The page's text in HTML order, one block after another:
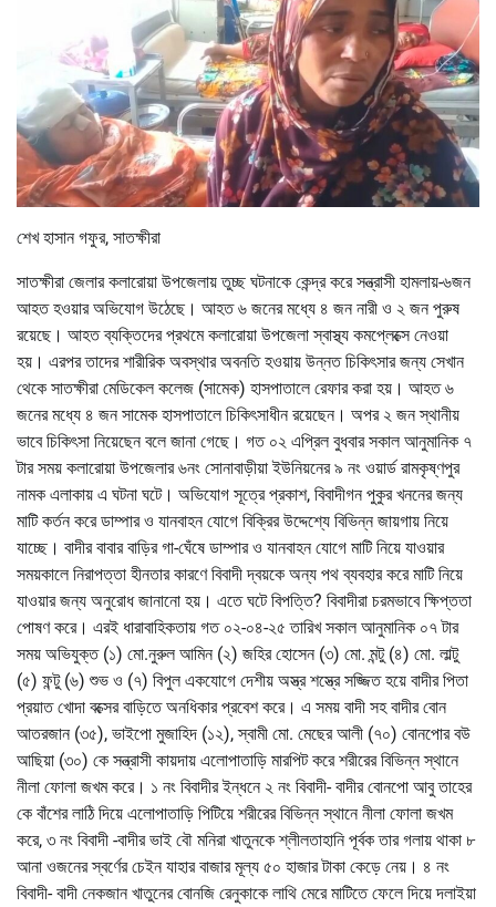
শেখ হাসান গফুর, সাতক্ষীরা
সাতক্ষীরা জেলার কলারোয়া উপজেলায় তুচ্ছ ঘটনাকে কেন্দ্র করে সন্ত্রাসী হামলায়-৬জন
আহত হওয়ার অভিযোগ উঠেছে। আহত ৬ জনের মধ্যে ৪ জন নারী ও ২ জন পুরুষ
রয়েছে। আহত ব্যক্তিদের প্রথমে কলারোয়া উপজেলা স্বাস্থ্য কমপ্লেক্সে নেওয়া
হয়। এরপর তাদের শারীরিক অবস্থার অবনতি হওয়ায় উন্নত চিকিৎসার জন্য সেখান
থেকে সাতক্ষীরা মেডিকেল কলেজ (সামেক) হাসপাতালে রেফার করা হয়। আহত ৬
জনের মধ্যে ৪ জন সামেক হাসপাতালে চিকিৎসাধীন রয়েছেন। অপর ২ জন স্থানীয়
ভাবে চিকিৎসা নিয়েছেন বলে জানা গেছে। গত ০২ এপ্রিল বুধবার সকাল আনুমানিক ৭
টার সময় কলারোয়া উপজেলার ৬নং সোনাবাড়ীয়া ইউনিয়নের ৯ নং ওয়ার্ড রামকৃষ্ণপুর
নামক এলাকায় এ ঘটনা ঘটে। অভিযোগ সূত্রে প্রকাশ, বিবাদীগন পুকুর খননের জন্য
মাটি কর্তন করে ডাম্পার ও যানবাহন যোগে বিক্রির উদ্দেশ্যে বিভিন্ন জায়গায় নিয়ে
যাচ্ছে। বাদীর বাবার বাড়ির গা-ঘেঁষে ডাম্পার ও যানবাহন যোগে মাটি নিয়ে যাওয়ার
সময়কালে নিরাপত্তা হীনতার কারণে বিবাদী দ্বয়কে অন্য পথ ব্যবহার করে মাটি নিয়ে
যাওয়ার জন্য অনুরোধ জানানো হয়। এতে ঘটে বিপত্তি? বিবাদীরা চরমভাবে ক্ষিপ্ততা
পোষণ করে। এরই ধারাবাহিকতায় গত ০২-০৪-২৫ তারিখ সকাল আনুমানিক ০৭ টার
সময় অভিযুক্ত (১) মো.নুরুল আমিন (২) জহির হোসেন (৩) মো. মন্টু (৪) মো. লাল্টু
(৫) ফন্টু (৬) শুভ ও (৭) বিপুল একযোগে দেশীয় অস্ত্র শস্ত্রে সজ্জিত হয়ে বাদীর পিতা
প্রয়াত খোদা বক্সের বাড়িতে অনধিকার প্রবেশ করে। এ সময় বাদী সহ বাদীর বোন
আতরজান (৩৫), ভাইপো মুজাহিদ (১২), স্বামী মো. মেছের আলী (৭০) বোনপোর বউ
আছিয়া (৩০) কে সন্ত্রাসী কায়দায় এলোপাতাড়ি মারপিট করে শরীরের বিভিন্ন স্থানে
নীলা ফোলা জখম করে। ১ নং বিবাদীর ইন্ধনে ২ নং বিবাদী- বাদীর বোনপো আবু তাহের
কে বাঁশের লাঠি দিয়ে এলোপাতাড়ি পিটিয়ে শরীরের বিভিন্ন স্থানে নীলা ফোলা জখম
করে, ৩ নং বিবাদী -বাদীর ভাই বৌ মনিরা খাতুনকে শ্লীলতাহানি পূর্বক তার গলায় থাকা ৮
আনা ওজনের স্বর্ণের চেইন যাহার বাজার মূল্য ৫০ হাজার টাকা কেড়ে নেয়। ৪ নং
বিবাদী- বাদী নেকজান খাতুনের বোনজি রেনুকাকে লাথি মেরে মাটিতে ফেলে দিয়ে দলাইয়া